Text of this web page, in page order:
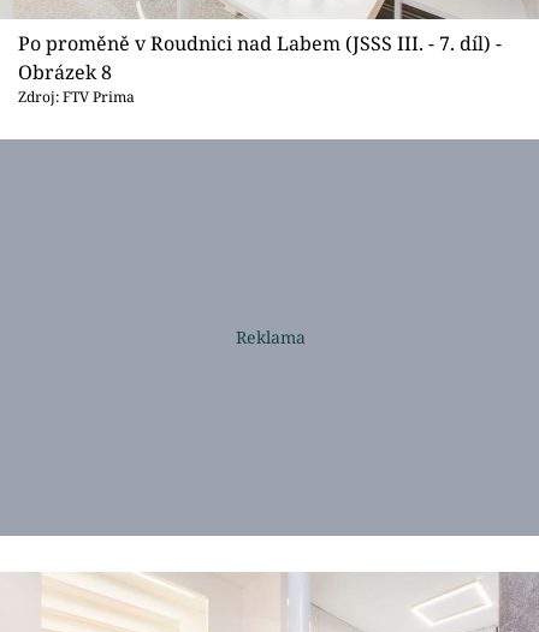
Po proměně v Roudnici nad Labem (JSSS III. - 7. díl) -
Obrázek 8
Zdroj: FTV Prima